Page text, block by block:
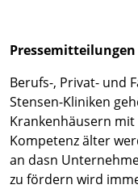
Berufs-, Privat- und
Stensen-Kliniken
Krankenhäusern
Kompetenz älter
an dasn
zu fördern wird